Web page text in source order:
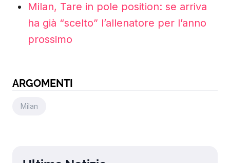
Milan, Tare in pole position: se arriva
ha già “scelto” l’allenatore per l’anno
prossimo
ARGOMENTI
Milan